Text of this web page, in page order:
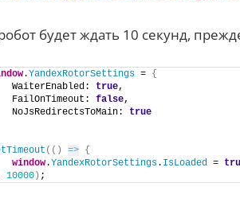
будет ждать 10 секунд,
.YandexRotorSettings = {
WaiterEnabled:
true,
FailOnTimeout:
false,
NoJsRedirectsToMain:
true
( ( ) =>
{
window.YandexRotorSettings. IsLoaded =
10000) ;